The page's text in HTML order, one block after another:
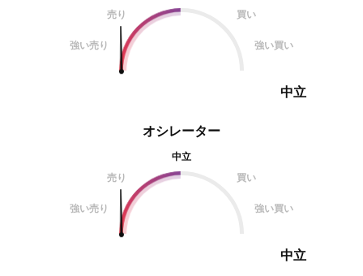
オシレーター
中立
売り
買い
強い売り 強い買い
中立
売り
買い
強い売り 強い買い
中立